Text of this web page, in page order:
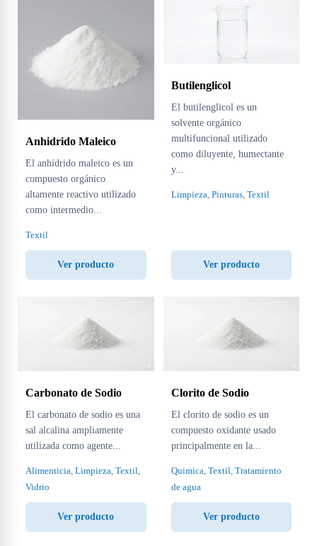
Anhidrido Maleico
El anhídrido maleico es un
compuesto orgánico
altamente reactivo utilizado
como intermedio...
Textil
Ver producto
Butilenglicol
El butilenglicol es un
solvente orgánico
multifuncional utilizado
como diluyente, humectante
y...
Limpieza, Pinturas, Textil
Ver producto
Carbonato de Sodio
El carbonato de sodio es una
sal alcalina ampliamente
utilizada como agente...
Alimenticia Limpieza Textil
Vidrio
Ver producto
Clorito de Sodio
El clorito de sodio es un
compuesto oxidante usado
principalmente en la...
Quimica Textil Tratamiento
de agua
Ver producto